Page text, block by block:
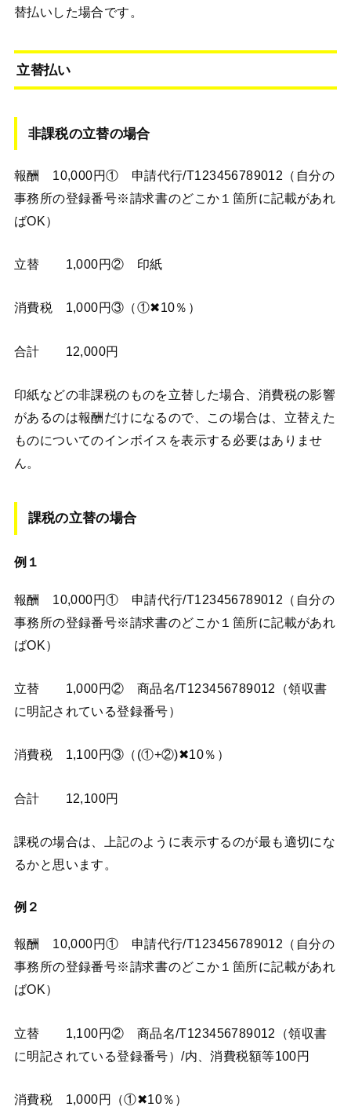
替払いした場合です。
立替払い
非課税の立替の場合
報酬 10,000円① 申請代行/T123456789012（自分の
事務所の登録番号※請求書のどこか１箇所に記載があれ
ばOK）
立替 1,000円② 印紙
消費税 1,000円③（①✖︎10％）
合計 12,000円
印紙などの非課税のものを立替した場合、消費税の影響
があるのは報酬だけになるので、この場合は、立替えた
ものについてのインボイスを表示する必要はありませ
ん。
課税の立替の場合
例１
報酬 10,000円① 申請代行/T123456789012（自分の
事務所の登録番号※請求書のどこか１箇所に記載があれ
ばOK）
立替 1,000円② 商品名/T123456789012（領収書
に明記されている登録番号）
消費税 1,100円③（(①+②)✖︎10％）
合計 12,100円
課税の場合は、上記のように表示するのが最も適切にな
るかと思います。
例２
報酬 10,000円① 申請代行/T123456789012（自分の
事務所の登録番号※請求書のどこか１箇所に記載があれ
ばOK）
立替 1,100円② 商品名/T123456789012（領収書
に明記されている登録番号）/内、消費税額等100円
消費税 1,000円（①✖︎10％）